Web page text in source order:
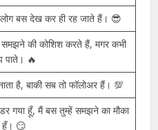
में दुनिया को बदल सकता है। 😎
मैं तुम्हारे लिए खास बनता जाऊँगा।
😈
से डरते हैं। मैं तो उनसे डरता हूं, जो
करते हैं। 👑
बस देख कर ही रह जाते हैं। 😎